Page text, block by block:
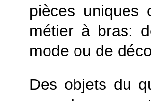
pièces uniques
métier à bras:
mode ou de
Des objets du